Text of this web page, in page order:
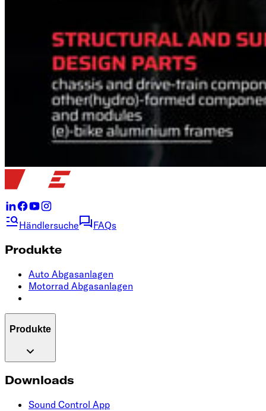
Händlersuche FAQs
Produkte
Auto Abgasanlagen
Motorrad Abgasanlagen
Produkte
Downloads
Sound Control App